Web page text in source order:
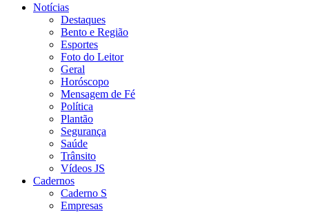
Notícias
Destaques
Bento e Região
Esportes
Foto do Leitor
Geral
Horóscopo
Mensagem de Fé
Política
Plantão
Segurança
Saúde
Trânsito
Vídeos JS
Cadernos
Caderno S
Empresas